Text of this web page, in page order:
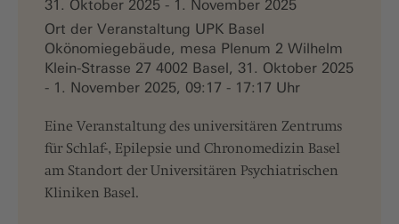
31. Oktober 2025 - 1. November 2025
Ort der Veranstaltung UPK Basel
Okönomiegebäude, mesa Plenum 2 Wilhelm
Klein-Strasse 27 4002 Basel, 31. Oktober 2025
- 1. November 2025, 09:17 - 17:17 Uhr
Eine Veranstaltung des universitären Zentrums
für Schlaf-, Epilepsie und Chronomedizin Basel
am Standort der Universitären Psychiatrischen
Kliniken Basel.